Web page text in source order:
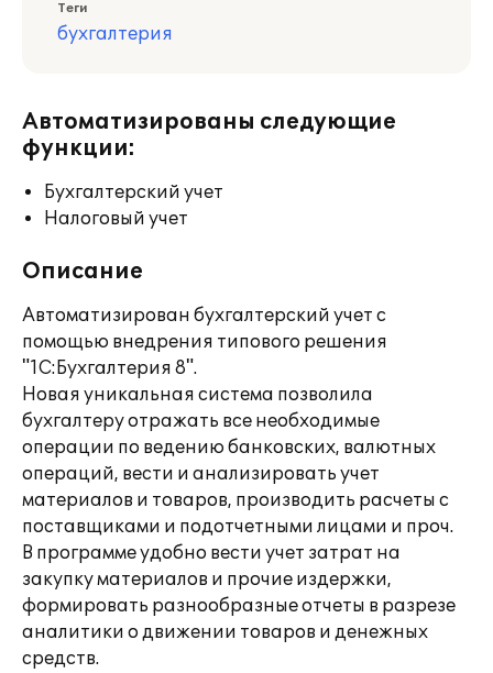
Теги
бухгалтерия
Автоматизированы следующие
функции:
Бухгалтерский учет
Налоговый учет
Описание
Автоматизирован бухгалтерский учет с
помощью внедрения типового решения
"1С:Бухгалтерия 8".
Новая уникальная система позволила
бухгалтеру отражать все необходимые
операции по ведению банковских, валютных
операций, вести и анализировать учет
материалов и товаров, производить расчеты с
поставщиками и подотчетными лицами и проч.
В программе удобно вести учет затрат на
закупку материалов и прочие издержки,
формировать разнообразные отчеты в разрезе
аналитики о движении товаров и денежных
средств.